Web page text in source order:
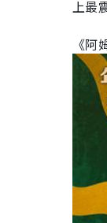
上最
《阿